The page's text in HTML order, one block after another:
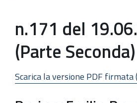
n.171 del
(Parte Seconda)
Scarica la versione PDF firmata (